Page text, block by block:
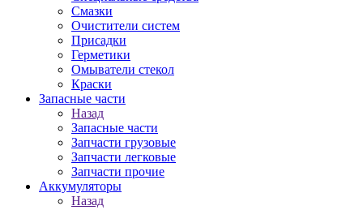
Смазки
Очистители систем
Присадки
Герметики
Омыватели стекол
Краски
Запасные части
Назад
Запасные части
Запчасти грузовые
Запчасти легковые
Запчасти прочие
Аккумуляторы
Назад